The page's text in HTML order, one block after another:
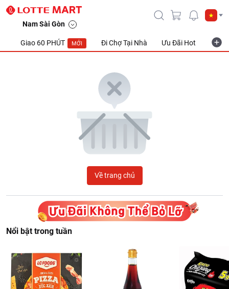
Nam Sài Gòn
Giao 60 PHÚT MỚI Đi Chợ Tại Nhà Ưu Đãi Hot
Về trang chủ
Nổi bật trong tuần
LOTTE Mart Viet Nam